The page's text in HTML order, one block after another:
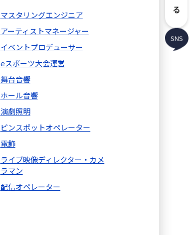
マスタリングエンジニア
アーティストマネージャー
イベントプロデューサー
eスポーツ大会運営
舞台音響
ホール音響
演劇照明
ピンスポットオペレーター
電飾
ライブ映像ディレクター・カメ
ラマン
配信オペレーター
SNS